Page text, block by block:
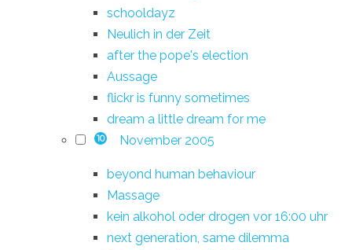
schooldayz
Neulich in der Zeit
after the pope's election
Aussage
flickr is funny sometimes
dream a little dream for me
10 November 2005
beyond human behaviour
Massage
kein alkohol oder drogen vor 16:00 uhr
next generation, same dilemma